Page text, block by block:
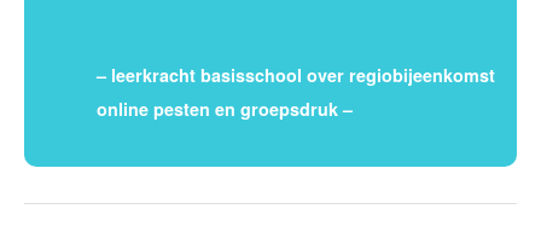
– leerkracht basisschool over regiobijeenkomst
online pesten en groepsdruk –